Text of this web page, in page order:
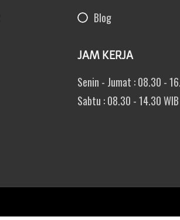
Blog
JAM KERJA
Senin - Jumat : 08.30 -
Sabtu : 08.30 - 14.30 WIB